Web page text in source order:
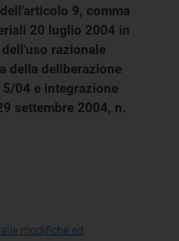
9, comma
20 luglio 2004 in
razionale
della deliberazione
04 e integrazione
settembre 2004, n.
modifiche ed